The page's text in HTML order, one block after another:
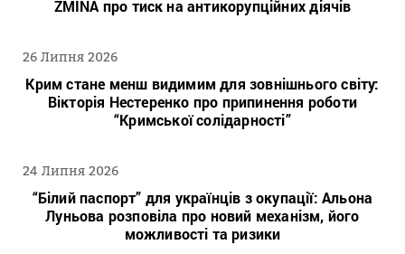
ZMINA про тиск на антикорупційних діячів
26 Липня 2026
Крим стане менш видимим для зовнішнього світу:
Вікторія Нестеренко про припинення роботи
“Кримської солідарності”
24 Липня 2026
“Білий паспорт” для українців з окупації: Альона
Луньова розповіла про новий механізм, його
можливості та ризики